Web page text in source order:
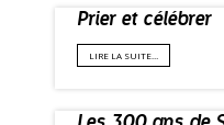
Prier et célébrer
LIRE LA SUITE…